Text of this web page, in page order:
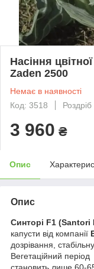
Насіння
Zaden 2500
Немає в наявності
Код: 3518
Роздріб
3 960 ₴
Опис
Опис
Синторі F1 (Santori
капусти від компанії
дозрівання,
Вегетаційний період
становить лише 60-